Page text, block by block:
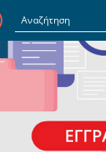
E-Mail
Κωδικός